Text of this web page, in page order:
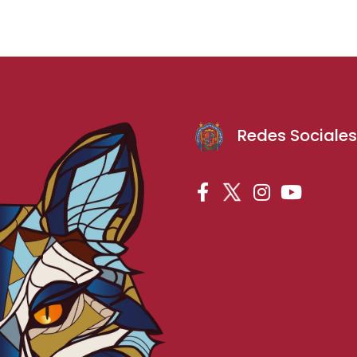
Redes Sociales